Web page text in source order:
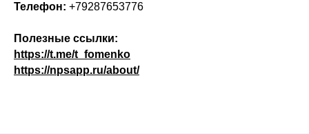
Телефон: +79287653776
Полезные ссылки:
https://t.me/t_fomenko
https://npsapp.ru/about/